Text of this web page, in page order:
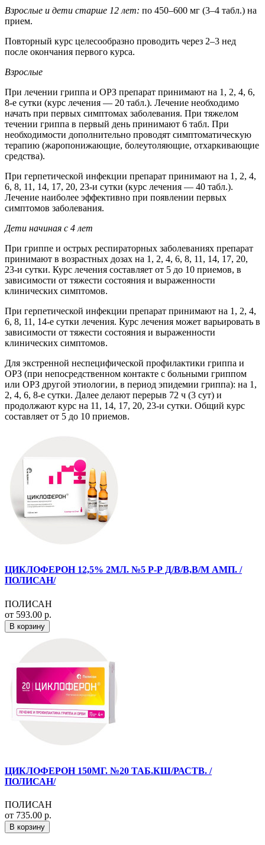
Взрослые и дети старше 12 лет: по 450–600 мг (3–4 табл.) на
прием.
Повторный курс целесообразно проводить через 2–3 нед
после окончания первого курса.
Взрослые
При лечении гриппа и ОРЗ препарат принимают на 1, 2, 4, 6,
8-е сутки (курс лечения — 20 табл.). Лечение необходимо
начать при первых симптомах заболевания. При тяжелом
течении гриппа в первый день принимают 6 табл. При
необходимости дополнительно проводят симптоматическую
терапию (жаропонижающие, болеутоляющие, отхаркивающие
средства).
При герпетической инфекции препарат принимают на 1, 2, 4,
6, 8, 11, 14, 17, 20, 23-и сутки (курс лечения — 40 табл.).
Лечение наиболее эффективно при появлении первых
симптомов заболевания.
Дети начиная с 4 лет
При гриппе и острых респираторных заболеваниях препарат
принимают в возрастных дозах на 1, 2, 4, 6, 8, 11, 14, 17, 20,
23-и сутки. Курс лечения составляет от 5 до 10 приемов, в
зависимости от тяжести состояния и выраженности
клинических симптомов.
При герпетической инфекции препарат принимают на 1, 2, 4,
6, 8, 11, 14-е сутки лечения. Курс лечения может варьировать в
зависимости от тяжести состояния и выраженности
клинических симптомов.
Для экстренной неспецифической профилактики гриппа и
ОРЗ (при непосредственном контакте с больными гриппом
или ОРЗ другой этиологии, в период эпидемии гриппа): на 1,
2, 4, 6, 8-е сутки. Далее делают перерыв 72 ч (3 сут) и
продолжают курс на 11, 14, 17, 20, 23-и сутки. Общий курс
составляет от 5 до 10 приемов.
ЦИКЛОФЕРОН 12,5% 2МЛ. №5 Р-Р Д/В/В,В/М АМП. /
ПОЛИСАН/
ПОЛИСАН
от 593.00 р.
В корзину
ЦИКЛОФЕРОН 150МГ. №20 ТАБ.КШ/РАСТВ. /
ПОЛИСАН/
ПОЛИСАН
от 735.00 р.
В корзину